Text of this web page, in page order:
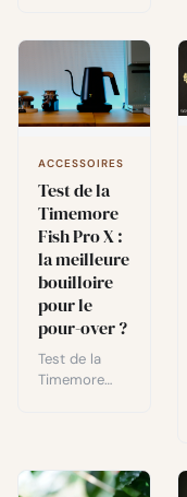
Bon Kawa, et
dégustation
approfondie
de sa gamme
Pink Betania
et Guayaba
Nature.
ACCESSOIRES
Test de la
Timemore
Fish Pro X :
la meilleure
bouilloire
pour le
pour-over ?
Test de la
Timemore
chauffe plus